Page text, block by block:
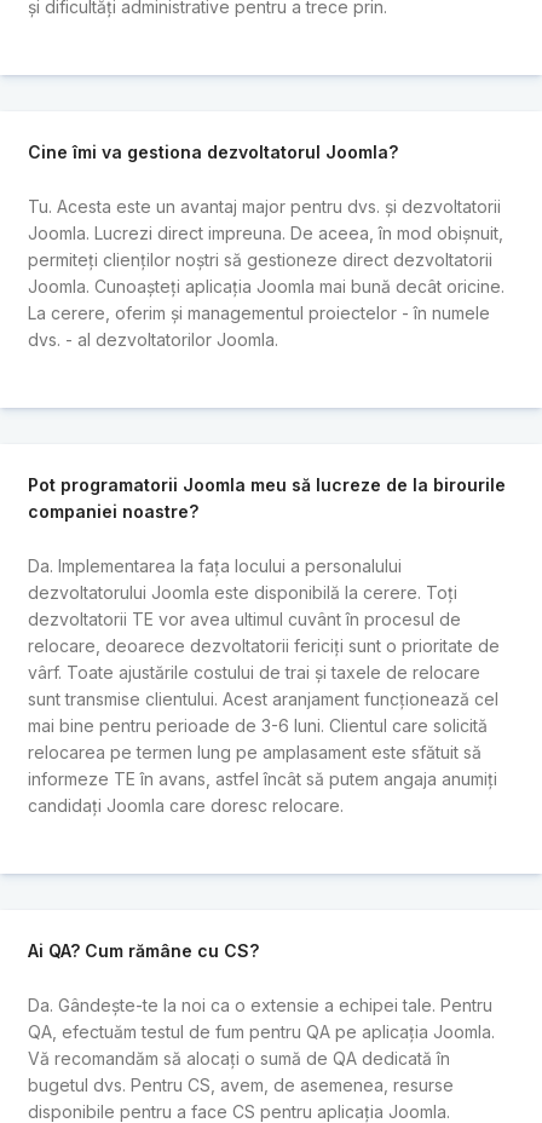
și dificultăți administrative pentru a trece prin.
Cine îmi va gestiona dezvoltatorul Joomla?
Tu. Acesta este un avantaj major pentru dvs. și dezvoltatorii
Joomla. Lucrezi direct impreuna. De aceea, în mod obișnuit,
permiteți clienților noștri să gestioneze direct dezvoltatorii
Joomla. Cunoașteți aplicația Joomla mai bună decât oricine.
La cerere, oferim și managementul proiectelor - în numele
dvs. - al dezvoltatorilor Joomla.
Pot programatorii Joomla meu să lucreze de la birourile
companiei noastre?
Da. Implementarea la fața locului a personalului
dezvoltatorului Joomla este disponibilă la cerere. Toți
dezvoltatorii TE vor avea ultimul cuvânt în procesul de
relocare, deoarece dezvoltatorii fericiți sunt o prioritate de
vârf. Toate ajustările costului de trai și taxele de relocare
sunt transmise clientului. Acest aranjament funcționează cel
mai bine pentru perioade de 3-6 luni. Clientul care solicită
relocarea pe termen lung pe amplasament este sfătuit să
informeze TE în avans, astfel încât să putem angaja anumiți
candidați Joomla care doresc relocare.
Ai QA? Cum rămâne cu CS?
Da. Gândește-te la noi ca o extensie a echipei tale. Pentru
QA, efectuăm testul de fum pentru QA pe aplicația Joomla.
Vă recomandăm să alocați o sumă de QA dedicată în
bugetul dvs. Pentru CS, avem, de asemenea, resurse
disponibile pentru a face CS pentru aplicația Joomla.